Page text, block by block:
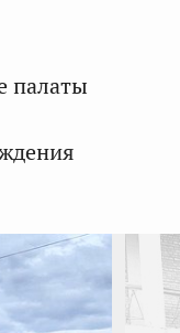
палаты